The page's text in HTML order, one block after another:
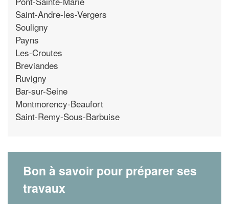
Saint-Andre-les-Vergers
Souligny
Payns
Les-Croutes
Breviandes
Ruvigny
Bar-sur-Seine
Montmorency-Beaufort
Saint-Remy-Sous-Barbuise
Bon à savoir pour préparer ses
travaux